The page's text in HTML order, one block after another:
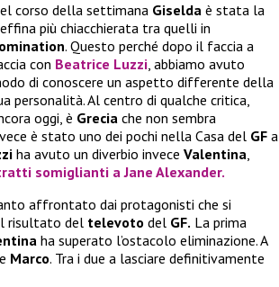
corso della settimana Giselda è stata la
più chiacchierata tra quelli in
. Questo perché dopo il faccia a
con Beatrice Luzzi, abbiamo avuto
di conoscere un aspetto differente della
personalità. Al centro di qualche critica,
oggi, è Grecia che non sembra
è stato uno dei pochi nella Casa del GF a
ha avuto un diverbio invece Valentina,
somiglianti aJane Alexander.
affrontato dai protagonisti che si
risultato del televoto del GF. La prima
ha superato l’ostacolo eliminazione. A
e Marco. Tra i due a lasciare definitivamente